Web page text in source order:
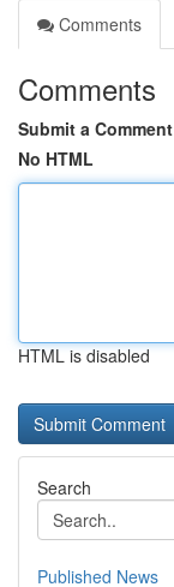
Comments
Comments
Submit a Comment
No HTML
HTML is disabled
Search
Published News